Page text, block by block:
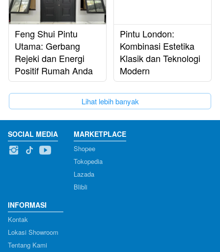
Feng Shui Pintu
Utama: Gerbang
Rejeki dan Energi
Positif Rumah Anda
Pintu London:
Kombinasi Estetika
Klasik dan Teknologi
Modern
`Lihat lebih banyak
SOCIAL MEDIA MARKETPLACE
Shopee
Tokopedia
Lazada
Blibli
INFORMASI
Kontak
Lokasi Showroom
Tentang Kami